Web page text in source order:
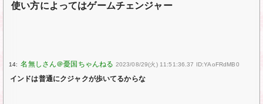
使い方によってはゲームチェンジャー
14: 2023/08/29(火) 11:51:36.37 ID:YAoFRdMB0
インドは普通にクジャクが歩いてるからな